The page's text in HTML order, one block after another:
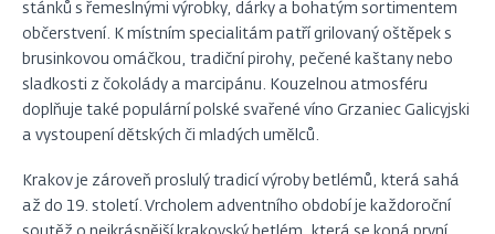
stánků s řemeslnými výrobky, dárky a bohatým sortimentem
občerstvení. K místním specialitám patří grilovaný oštěpek s
brusinkovou omáčkou, tradiční pirohy, pečené kaštany nebo
sladkosti z čokolády a marcipánu. Kouzelnou atmosféru
doplňuje také populární polské svařené víno Grzaniec Galicyjski
a vystoupení dětských či mladých umělců.
Krakov je zároveň proslulý tradicí výroby betlémů, která sahá
až do 19. století. Vrcholem adventního období je každoroční